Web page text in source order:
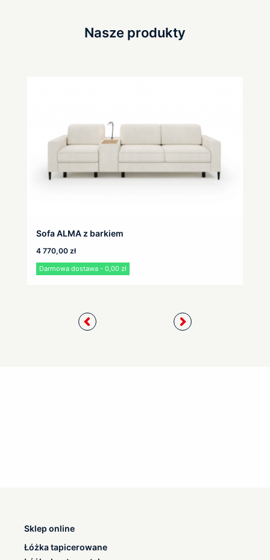
Nasze produkty
Sofa ALMA z barkiem
4 770,00 zł
Darmowa dostawa - 0,00 zł
Sklep online
Łóżka tapicerowane